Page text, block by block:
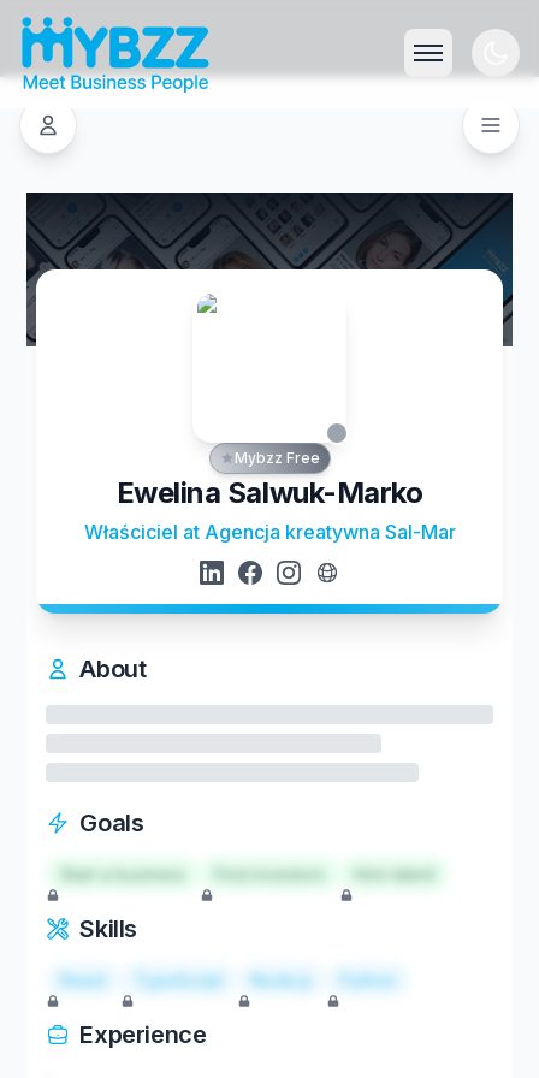
Mybzz Free
Ewelina Salwuk-Marko
Właściciel at Agencja kreatywna Sal-Mar
About
Goals
Start a business Hire talent
Skills
React TypeScript Node.js Python
Experience